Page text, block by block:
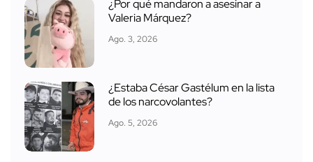
¿Por qué mandaron a asesinar a
Valeria Márquez?
Ago. 3, 2026
¿Estaba César Gastélum en la lista
de los narcovolantes?
Ago. 5, 2026